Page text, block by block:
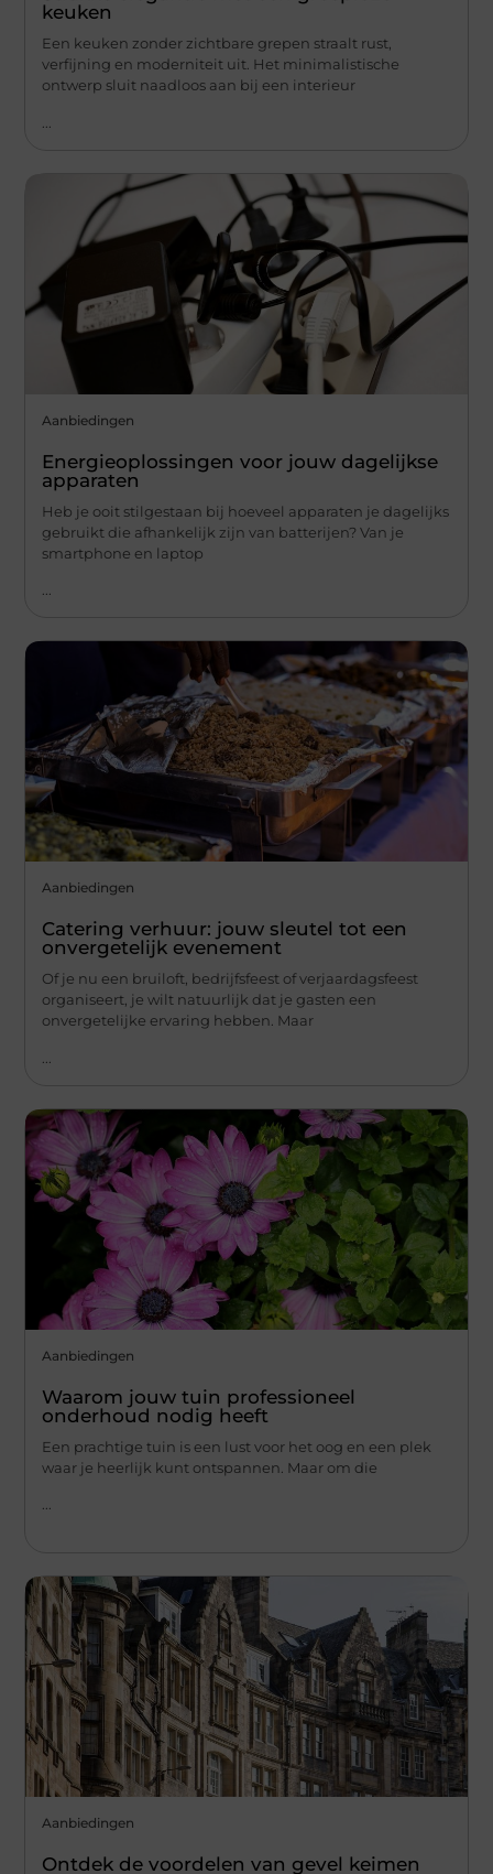
keuken
Een keuken zonder zichtbare grepen straalt rust,
verfijning en moderniteit uit. Het minimalistische
ontwerp sluit naadloos aan bij een interieur
Aanbiedingen
Energieoplossingen voor jouw dagelijkse
apparaten
Heb je ooit stilgestaan bij hoeveel apparaten je dagelijks
gebruikt die afhankelijk zijn van batterijen? Van je
smartphone en laptop
Aanbiedingen
Catering verhuur: jouw sleutel tot een
onvergetelijk evenement
Of je nu een bruiloft, bedrijfsfeest of verjaardagsfeest
organiseert, je wilt natuurlijk dat je gasten een
onvergetelijke ervaring hebben. Maar
Aanbiedingen
Waarom jouw tuin professioneel
onderhoud nodig heeft
Een prachtige tuin is een lust voor het oog en een plek
waar je heerlijk kunt ontspannen. Maar om die
Aanbiedingen
Ontdek de voordelen van gevel keimen